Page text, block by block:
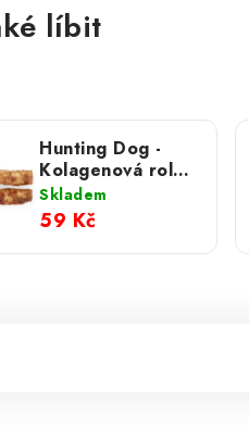
líbit
Hunting Dog -
Kolagenová rolka
2 ks
Skladem
59 Kč